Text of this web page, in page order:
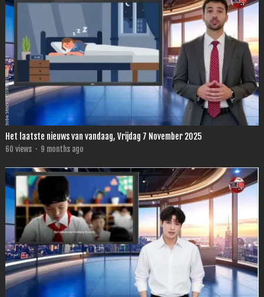
Het laatste nieuws van vandaag, Vrijdag 7 November 2025
60 views · 9 months ago